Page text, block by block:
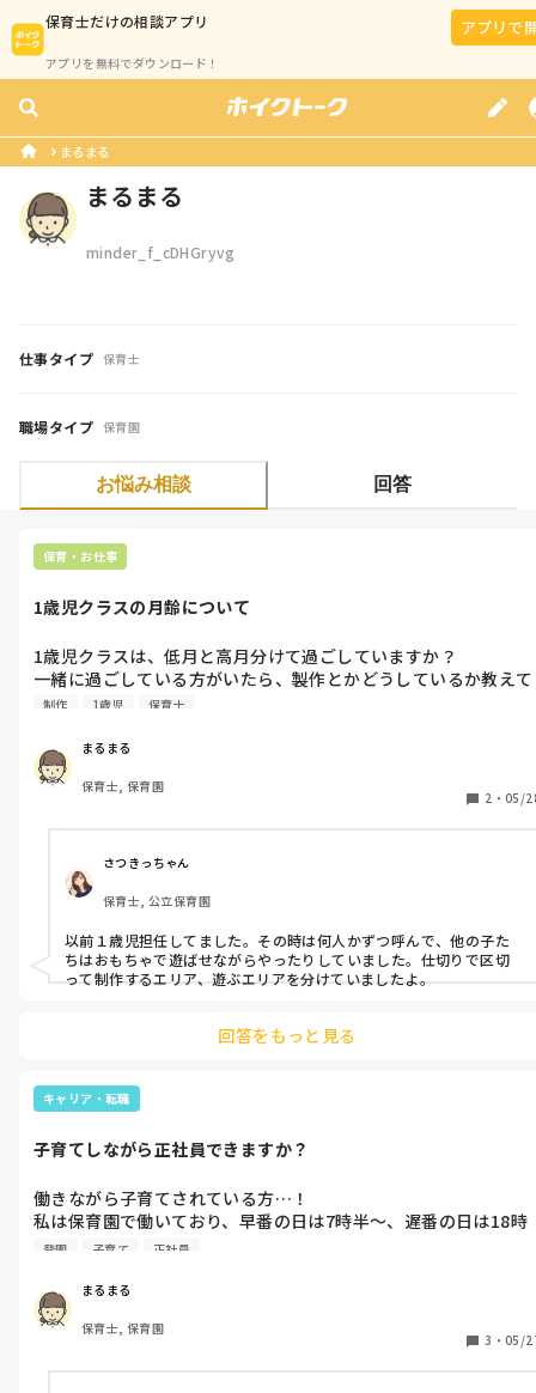
保育士だけの相談アプリ
アプリを無料でダウンロード！
アプリで
まるまる
まるまる
minder_f_cDHGryvg
仕事タイプ 保育士
職場タイプ 保育園
お悩み相談 回答
保育・お仕事
1歳児クラスの月齢について
1歳児クラスは、低月と高月分けて過ごしていますか？
一緒に過ごしている方がいたら、製作とかどうしているか教えて
ください…。
制作 1歳児 保育士
まるまる
保育士, 保育園
2 ・ 05/
さつきっちゃん
保育士, 公立保育園
以前１歳児担任してました。その時は何人かずつ呼んで、他の子た
ちはおもちゃで遊ばせながらやったりしていました。仕切りで区切
って制作するエリア、遊ぶエリアを分けていましたよ。
回答をもっと見る
キャリア・転職
子育てしながら正社員できますか？
働きながら子育てされている方…！
私は保育園で働いており、早番の日は7時半〜、遅番の日は18時
半までの勤務です。
させたい。遅番の日は19時半にお迎え…となってしまいそうで
す。この時間に開園している園はあまりないですよね…😢皆さん
どのようにされていますか？？夫の仕事は、私よりも勤務が長い
ので送迎が難しいです…。やはり、フルの正社員は難しいですよ
ね…？
登園 子育て 正社員
まるまる
保育士, 保育園
3 ・ 05/